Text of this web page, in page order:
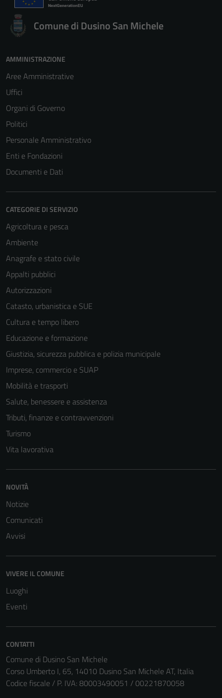
Comune di Dusino San Michele
AMMINISTRAZIONE
Aree Amministrative
Uffici
Organi di Governo
Politici
Personale Amministrativo
Enti e Fondazioni
Documenti e Dati
CATEGORIE DI SERVIZIO
Agricoltura e pesca
Ambiente
Anagrafe e stato civile
Appalti pubblici
Autorizzazioni
Catasto, urbanistica e SUE
Cultura e tempo libero
Educazione e formazione
Giustizia, sicurezza pubblica e polizia municipale
Imprese, commercio e SUAP
Mobilità e trasporti
Salute, benessere e assistenza
Tributi, finanze e contravvenzioni
Turismo
Vita lavorativa
NOVITÀ
Notizie
Comunicati
Avvisi
VIVERE IL COMUNE
Luoghi
Eventi
CONTATTI
Comune di Dusino San Michele
Corso Umberto I, 65, 14010 Dusino San Michele AT, Italia
Codice fiscale / P. IVA: 80003490051 / 00221870058
Tecnici